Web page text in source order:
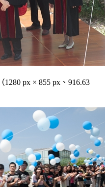
（1280 px × 855 px、916.63